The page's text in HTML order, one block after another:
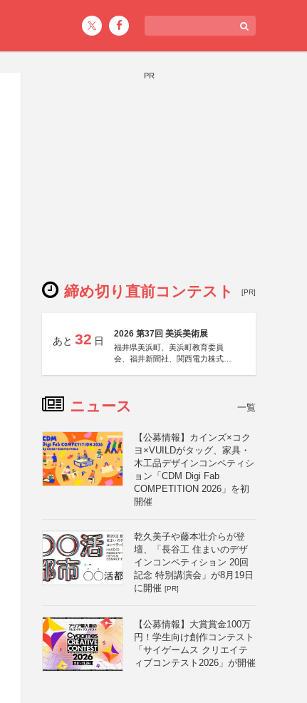
PR
締め切り直前コンテスト [PR]
あと 32 日
2026 第37回 美浜美術展
福井県美浜町、美浜町教育委員
会、福井新聞社、関西電力株式会
ニュース 一覧
【公募情報】カインズ×コク
ヨ×VUILDがタッグ、家具・
木工品デザインコンペティシ
ョン「CDM Digi Fab
COMPETITION 2026」を初
開催
乾久美子や藤本壮介らが登
壇、「長谷工 住まいのデザ
インコンペティション 20回
記念 特別講演会」が8月19日
に開催 [PR]
【公募情報】大賞賞金100万
円！学生向け創作コンテスト
「サイゲームス クリエイテ
ィブコンテスト2026」が開催